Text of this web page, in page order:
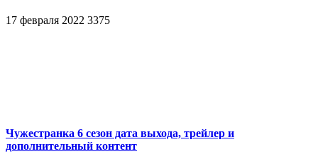
17 февраля 2022 3375
Чужестранка 6 сезон дата выхода, трейлер и
дополнительный контент